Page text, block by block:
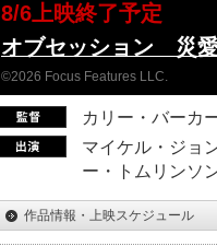
8/6上映終了予定
オブセッション 災
©2026 Focus Features LLC.
カリー・バーカ
マイケル・ジョ
ー・トムリンソ
作品情報・上映スケジュール